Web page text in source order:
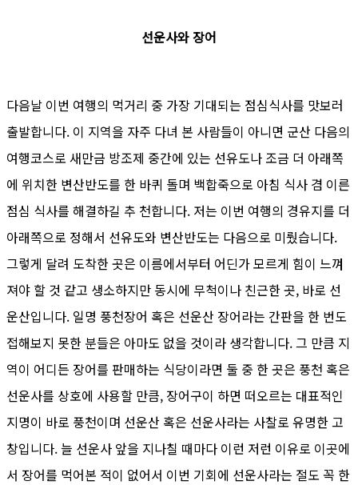
선운사와 장어
다음날 이번 여행의 먹거리 중 가장 기대되는 점심식사를 맛보러
출발합니다. 이 지역을 자주 다녀 본 사람들이 아니면 군산 다음의
여행코스로 새만금 방조제 중간에 있는 선유도나 조금 더 아래쪽
에 위치한 변산반도를 한 바퀴 돌며 백합죽으로 아침 식사 겸 이른
점심 식사를 해결하길 추 천합니다. 저는 이번 여행의 경유지를 더
아래쪽으로 정해서 선유도와 변산반도는 다음으로 미뤘습니다.
그렇게 달려 도착한 곳은 이름에서부터 어딘가 모르게 힘이 느껴
져야 할 것 같고 생소하지만 동시에 무척이나 친근한 곳, 바로 선
운산입니다. 일명 풍천장어 혹은 선운산 장어라는 간판을 한 번도
접해보지 못한 분들은 아마도 없을 것이라 생각합니다. 그 만큼 지
역이 어디든 장어를 판매하는 식당이라면 둘 중 한 곳은 풍천 혹은
선운사를 상호에 사용할 만큼, 장어구이 하면 떠오르는 대표적인
지명이 바로 풍천이며 선운산 혹은 선운사라는 사찰로 유명한 고
창입니다. 늘 선운사 앞을 지나칠 때마다 이런 저런 이유로 이곳에
서 장어를 먹어본 적이 없어서 이번 기회에 선운사라는 절도 꼭 한